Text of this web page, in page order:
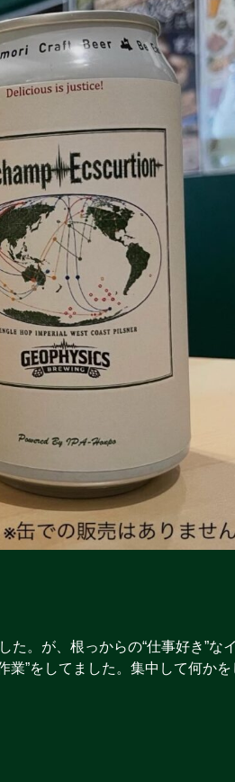
。が、根っからの“仕事好き”な
業”をしてました。集中して何かを